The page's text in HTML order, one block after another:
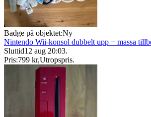
Badge på objektet:Ny
Nintendo Wii-konsol dubbelt upp + massa
Sluttid12 aug 20:03.
Pris:799 kr,Utropspris.